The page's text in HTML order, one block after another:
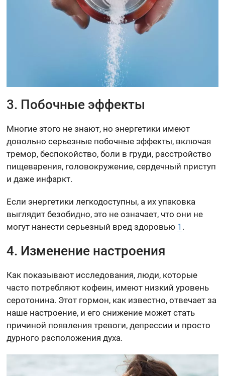
3. Побочные эффекты
Многие этого не знают, но энергетики имеют
довольно серьезные побочные эффекты, включая
тремор, беспокойство, боли в груди, расстройство
пищеварения, головокружение, сердечный приступ
и даже инфаркт.
Если энергетики легкодоступны, а их упаковка
выглядит безобидно, это не означает, что они не
могут нанести серьезный вред здоровью 1 .
4. Изменение настроения
Как показывают исследования, люди, которые
часто потребляют кофеин, имеют низкий уровень
серотонина. Этот гормон, как известно, отвечает за
наше настроение, и его снижение может стать
причиной появления тревоги, депрессии и просто
дурного расположения духа.